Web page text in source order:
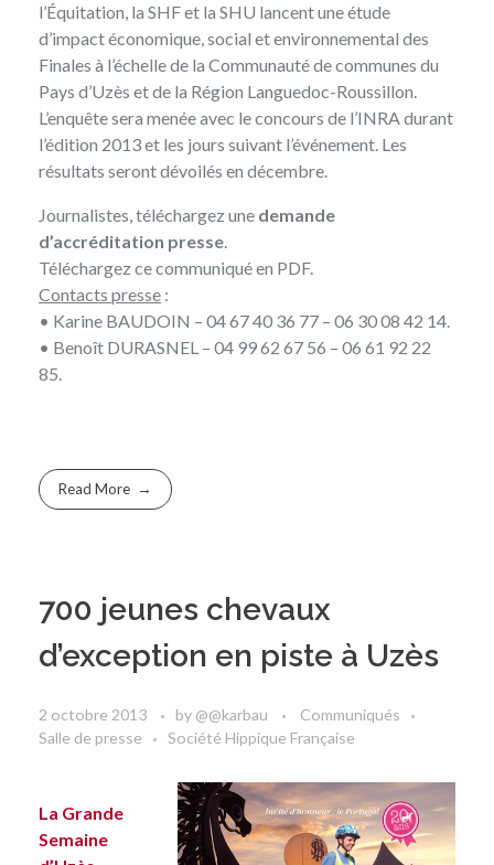
l’Équitation, la SHF et la SHU lancent une étude
d’impact économique, social et environnemental des
Finales à l’échelle de la Communauté de communes du
Pays d’Uzès et de la Région Languedoc-Roussillon.
L’enquête sera menée avec le concours de l’INRA durant
l’édition 2013 et les jours suivant l’événement. Les
résultats seront dévoilés en décembre.
Journalistes, téléchargez une demande
d’accréditation presse.
Téléchargez cecommuniqué en PDF.
Contacts presse :
• Karine BAUDOIN – 04 67 40 36 77 – 06 30 08 42 14.
• Benoît DURASNEL – 04 99 62 67 56 – 06 61 92 22
85.
Read More
700 jeunes chevaux
d’exception en piste à Uzès
2 octobre 2013 by @@karbau
Communiqués
Salle de presse
Société Hippique Française
La Grande
Semaine